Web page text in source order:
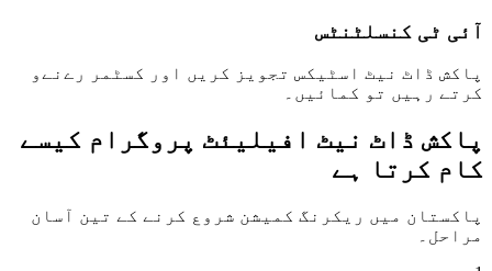
آئی ٹی کنسلٹنٹس
پاکش ڈاٹ نیٹ اسٹیکس تجویز کریں اور کسٹمر رےنےو
کرتے رہیں تو کمائیں۔
پاکش ڈاٹ نیٹ افیلیئٹ پروگرام کیسے
کام کرتا ہے
پاکستان میں ریکرنگ کمیشن شروع کرنے کے تین آسان
مراحل۔